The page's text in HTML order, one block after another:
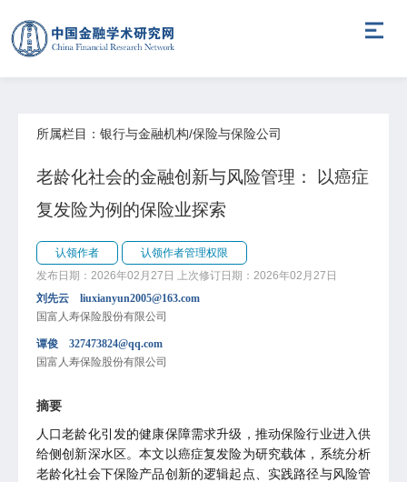
所属栏目：银行与金融机构/保险与保险公司
老龄化社会的金融创新与风险管理： 以癌症
复发险为例的保险业探索
认领作者
认领作者管理权限
发布日期：2026年02月27日
上次修订日期：2026年02月27日
刘先云 liuxianyun2005@163.com
国富人寿保险股份有限公司
谭俊 327473824@qq.com
国富人寿保险股份有限公司
摘要
人口老龄化引发的健康保障需求升级，推动保险行业进入供
给侧创新深水区。本文以癌症复发险为研究载体，系统分析
老龄化社会下保险产品创新的逻辑起点、实践路径与风险管